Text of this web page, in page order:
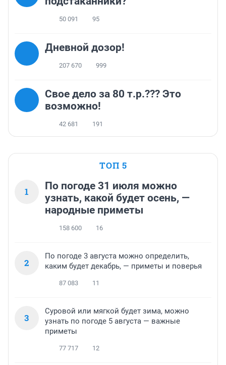
50 091 95
Дневной дозор!
207 670 999
Свое дело за 80 т.р.??? Это
возможно!
42 681 191
ТОП 5
1
По погоде 31 июля можно
узнать, какой будет осень, —
народные приметы
158 600 16
2
По погоде 3 августа можно определить,
каким будет декабрь, — приметы и поверья
87 083 11
3
Суровой или мягкой будет зима, можно
узнать по погоде 5 августа — важные
приметы
77 717 12